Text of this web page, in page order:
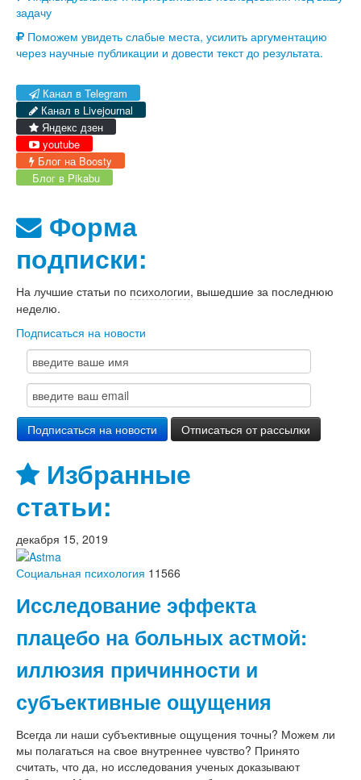
задачу
Поможем увидеть слабые места, усилить аргументацию
через научные публикации и довести текст до результата.
Канал в Telegram
Канал в Livejournal
Яндекс дзен
youtube
Блог на Boosty
Блог в Pikabu
Форма
подписки:
На лучшие статьи по психологии, вышедшие за последнюю
неделю.
Подписаться на новости
Избранные
статьи:
декабря 15, 2019
Социальная психология 11566
Исследование эффекта
плацебо на больных астмой:
иллюзия причинности и
субъективные ощущения
Всегда ли наши субъективные ощущения точны? Можем ли
мы полагаться на свое внутреннее чувство? Принято
считать, что да, но исследования ученых доказывают